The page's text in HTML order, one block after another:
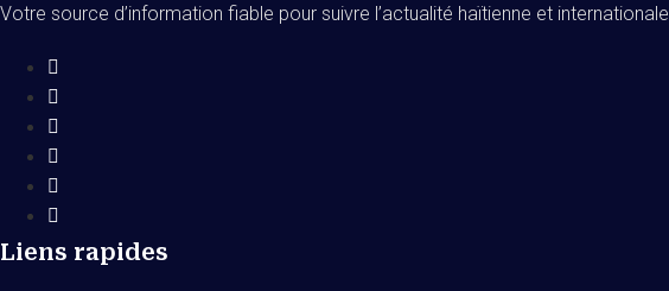
Votre source d’information fiable pour suivre l’actualité haïtienne et internationale.
Liens rapides